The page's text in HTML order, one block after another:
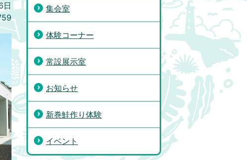
日
集会室
体験コーナー
常設展示室
お知らせ
新巻鮭作り体験
イベント